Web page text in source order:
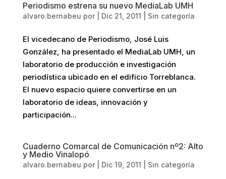
Periodismo estrena su nuevo MediaLab UMH
alvaro.bernabeu por Dic 21, 2011 Sin categoría
El vicedecano de Periodismo, José Luis
González, ha presentado el MediaLab UMH, un
laboratorio de producción e investigación
periodística ubicado en el edificio Torreblanca.
El nuevo espacio quiere convertirse en un
laboratorio de ideas, innovación y
participación...
Cuaderno Comarcal de Comunicación nº2: Alto
y Medio Vinalopó
alvaro.bernabeu por Dic 19, 2011 Sin categoría